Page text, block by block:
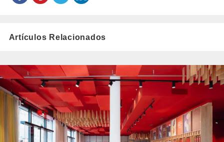
Artículos Relacionados